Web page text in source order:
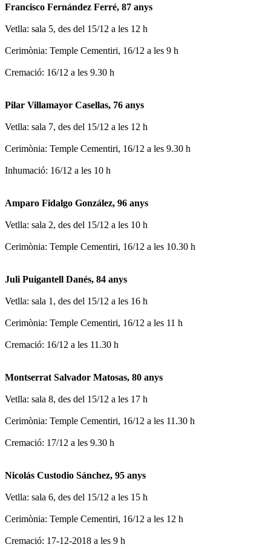
Francisco Fernández Ferré, 87 anys
Vetlla: sala 5, des del 15/12 a les 12 h
Cerimònia: Temple Cementiri, 16/12 a les 9 h
Cremació: 16/12 a les 9.30 h
Pilar Villamayor Casellas, 76 anys
Vetlla: sala 7, des del 15/12 a les 12 h
Cerimònia: Temple Cementiri, 16/12 a les 9.30 h
Inhumació: 16/12 a les 10 h
Amparo Fidalgo González, 96 anys
Vetlla: sala 2, des del 15/12 a les 10 h
Cerimònia: Temple Cementiri, 16/12 a les 10.30 h
Juli Puigantell Danés, 84 anys
Vetlla: sala 1, des del 15/12 a les 16 h
Cerimònia: Temple Cementiri, 16/12 a les 11 h
Cremació: 16/12 a les 11.30 h
Montserrat Salvador Matosas, 80 anys
Vetlla: sala 8, des del 15/12 a les 17 h
Cerimònia: Temple Cementiri, 16/12 a les 11.30 h
Cremació: 17/12 a les 9.30 h
Nicolás Custodio Sánchez, 95 anys
Vetlla: sala 6, des del 15/12 a les 15 h
Cerimònia: Temple Cementiri, 16/12 a les 12 h
Cremació: 17-12-2018 a les 9 h